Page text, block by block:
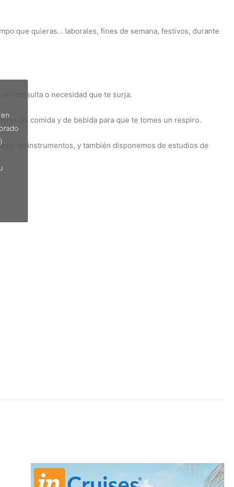
que quieras… laborales, fines de semana, festivos, durante
consulta o necesidad que te surja.
de comida y de bebida para que te tomes un respiro.‬
de instrumentos, y también disponemos de estudios de